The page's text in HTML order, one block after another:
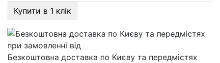
Купити в 1 клік
Безкоштовна доставка по Києву та передмістях